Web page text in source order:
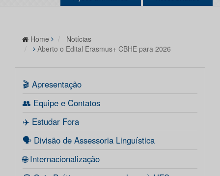
Home
Notícias
Aberto o Edital Erasmus+ CBHE para 2026
🎬 Apresentação
👥 Equipe e Contatos
✈️ Estudar Fora
🗣️ Divisão de Assessoria Linguística
🌐 Internacionalização